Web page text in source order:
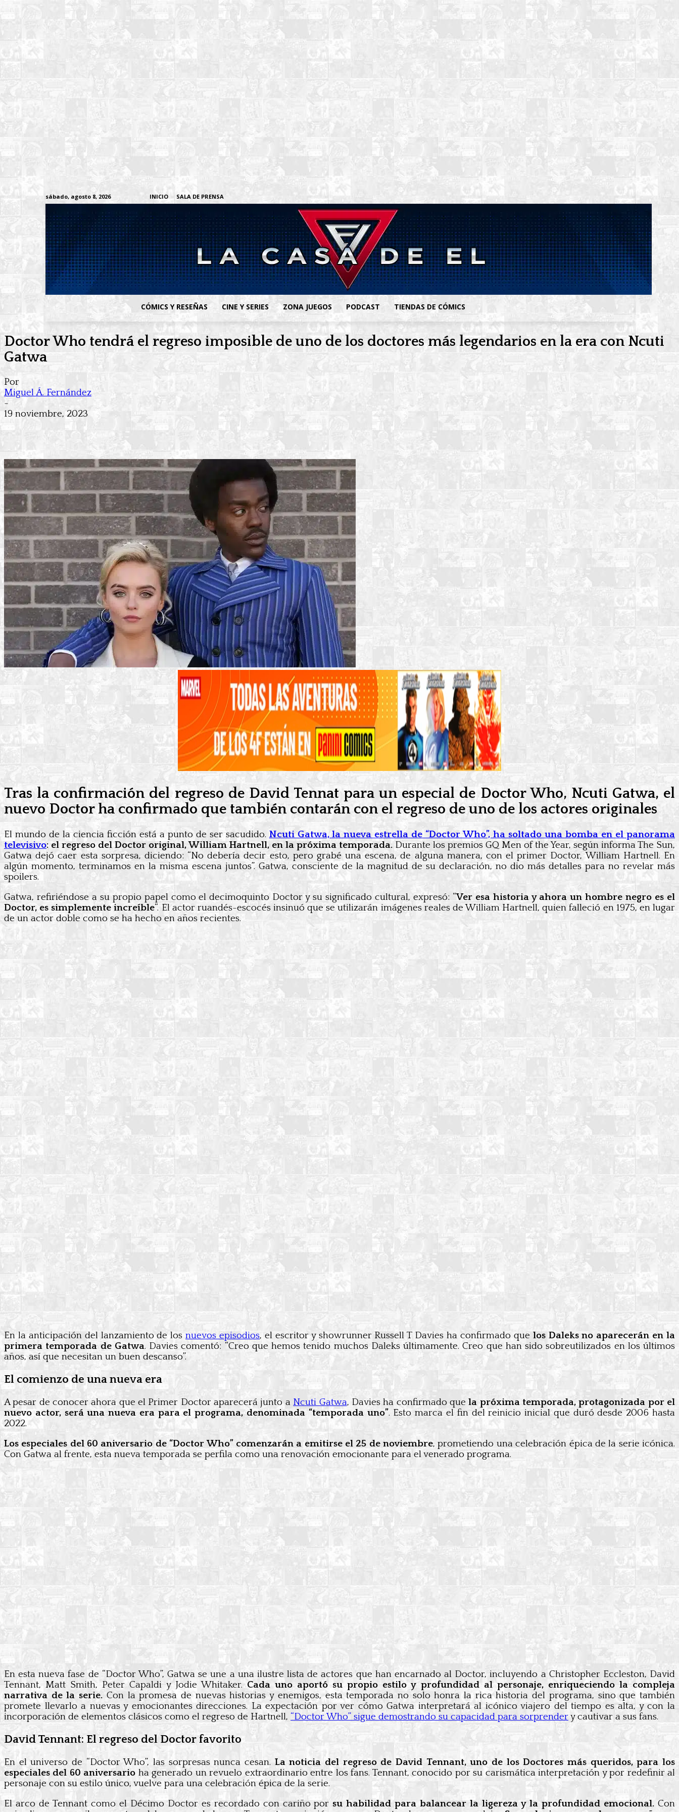
sábado, agosto 8, 2026 INICIO SALA DE PRENSA
CÓMICS Y RESEÑAS CINE Y SERIES ZONA JUEGOS PODCAST TIENDAS DE CÓMICS
Doctor Who tendrá el regreso imposible de uno de los doctores más legendarios en la era con Ncuti
Gatwa
Por
Miguel Á. Fernández
-
19 noviembre, 2023
Tras la confirmación del regreso de David Tennat para un especial de Doctor Who, Ncuti Gatwa, el
nuevo Doctor ha confirmado que también contarán con el regreso de uno de los actores originales
El mundo de la ciencia ficción está a punto de ser sacudido. Ncuti Gatwa, la nueva estrella de “Doctor Who”, ha soltado una bomba en el panorama
televisivo: el regreso del Doctor original, William Hartnell, en la próxima temporada. Durante los premios GQ Men of the Year, según informa The Sun,
Gatwa dejó caer esta sorpresa, diciendo: “No debería decir esto, pero grabé una escena, de alguna manera, con el primer Doctor, William Hartnell. En
algún momento, terminamos en la misma escena juntos”. Gatwa, consciente de la magnitud de su declaración, no dio más detalles para no revelar más
spoilers.
Gatwa, refiriéndose a su propio papel como el decimoquinto Doctor y su significado cultural, expresó: “Ver esa historia y ahora un hombre negro es el
Doctor, es simplemente increíble“. El actor ruandés-escocés insinuó que se utilizarán imágenes reales de William Hartnell, quien falleció en 1975, en lugar
de un actor doble como se ha hecho en años recientes.
En la anticipación del lanzamiento de losnuevos episodios, el escritor y showrunner Russell T Davies ha confirmado que los Daleks no aparecerán en la
primera temporada de Gatwa. Davies comentó: “Creo que hemos tenido muchos Daleks últimamente. Creo que han sido sobreutilizados en los últimos
años, así que necesitan un buen descanso”.
El comienzo de una nueva era
A pesar de conocer ahora que el Primer Doctor aparecerá junto a Ncuti Gatwa, Davies ha confirmado quela próxima temporada, protagonizada por el
nuevo actor, será una nueva era para el programa, denominada “temporada uno”. Esto marca el fin del reinicio inicial que duró desde 2006 hasta
2022.
Los especiales del 60 aniversario de “Doctor Who” comenzarán a emitirse el 25 de noviembre, prometiendo una celebración épica de la serie icónica.
Con Gatwa al frente, esta nueva temporada se perfila como una renovación emocionante para el venerado programa.
En esta nueva fase de “Doctor Who”, Gatwa se une a una ilustre lista de actores que han encarnado al Doctor, incluyendo a Christopher Eccleston, David
Tennant, Matt Smith, Peter Capaldi y Jodie Whitaker. Cada uno aportó su propio estilo y profundidad al personaje, enriqueciendo la compleja
narrativa de la serie. Con la promesa de nuevas historias y enemigos, esta temporada no solo honra la rica historia del programa, sino que también
promete llevarlo a nuevas y emocionantes direcciones. La expectación por ver cómo Gatwa interpretará al icónico viajero del tiempo es alta, y con la
incorporación de elementos clásicos como el regreso de Hartnell, “Doctor Who” sigue demostrando su capacidad para sorprendery cautivar a sus fans.
David Tennant: El regreso del Doctor favorito
En el universo de “Doctor Who”, las sorpresas nunca cesan. La noticia del regreso de David Tennant, uno de los Doctores más queridos, para los
especiales del 60 aniversario ha generado un revuelo extraordinario entre los fans. Tennant, conocido por su carismática interpretación y por redefinir al
personaje con su estilo único, vuelve para una celebración épica de la serie.
El arco de Tennant como el Décimo Doctor es recordado con cariño por su habilidad para balancear la ligereza y la profundidad emocional. Con